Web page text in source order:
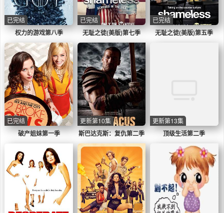
权力的游戏第八季
已完结
无耻之徒(美版)第七季
已完结
无耻之徒(美版)第五季
已完结
破产姐妹第一季
已完结
斯巴达克斯：复仇第二季
更新第10集
顶级生活第二季
更新第13集